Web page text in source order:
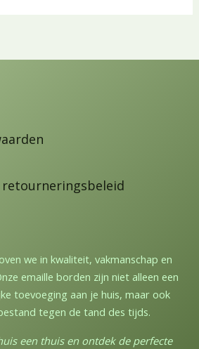
we in kwaliteit, vakmanschap en
emaille borden zijn niet alleen een
toevoeging aan je huis, maar ook
tegen de tand des tijds.
een thuis en ontdek de perfecte